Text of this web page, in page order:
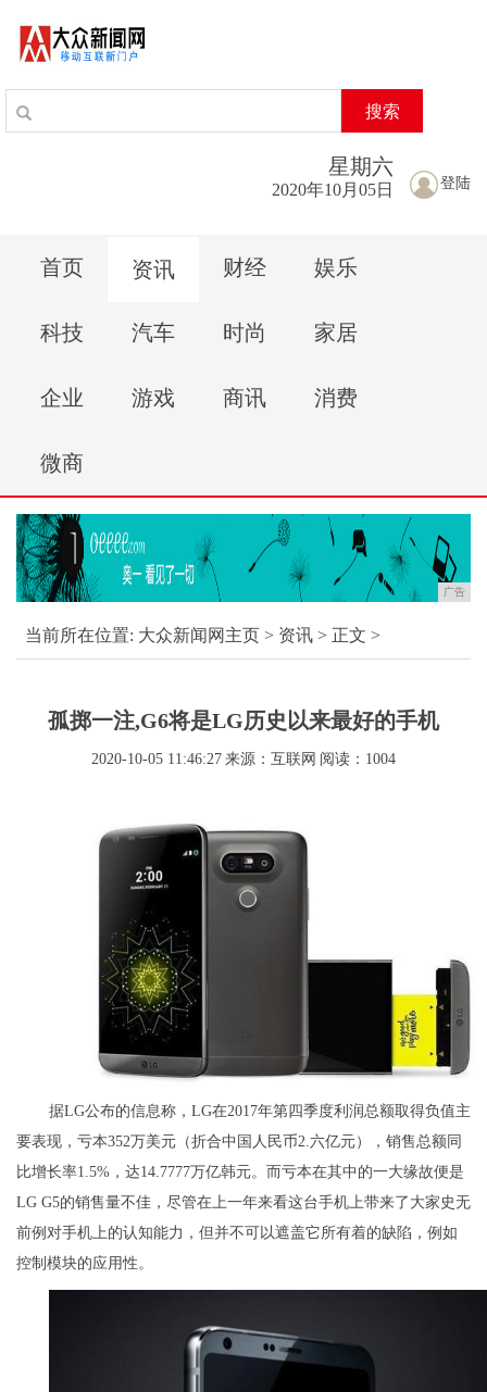
搜索
登陆
星期六
2020年10月05日
首页 资讯 财经 娱乐
科技 汽车 时尚 家居
企业 游戏 商讯 消费
微商
广告
当前所在位置: 大众新闻网主页 > 资讯 > 正文 >
孤掷一注,G6将是LG历史以来最好的手机
2020-10-05 11:46:27 来源：互联网 阅读：1004
据LG公布的信息称，LG在2017年第四季度利润总额取得负值主
要表现，亏本352万美元（折合中国人民币2.六亿元），销售总额同
比增长率1.5%，达14.7777万亿韩元。而亏本在其中的一大缘故便是
LG G5的销售量不佳，尽管在上一年来看这台手机上带来了大家史无
前例对手机上的认知能力，但并不可以遮盖它所有着的缺陷，例如
控制模块的应用性。